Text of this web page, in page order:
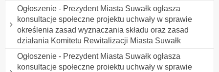
Ogłoszenie - Prezydent Miasta Suwałk ogłasza
konsultacje społeczne projektu uchwały w sprawie
określenia zasad wyznaczania składu oraz zasad
działania Komitetu Rewitalizacji Miasta Suwałk
Ogłoszenie - Prezydent Miasta Suwałk ogłasza
konsultacje społeczne proiektu uchwały w sprawie